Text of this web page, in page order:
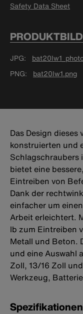
Safety Data Sheet
JPG
PNG
bat20lw1.png
Das Design dieses
konstruierten und
Schlagschraubers
bietet eine
Eintreiben von
Dank der
einfacher um
Arbeit erleichtert.
lb zum Eintreiben
Metall und Beton.
und eine Auswahl
Zoll, 13/16 Zoll
Werkzeug,
Spezifikationen